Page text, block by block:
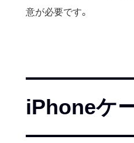
意が必要です。
iPhoneケ